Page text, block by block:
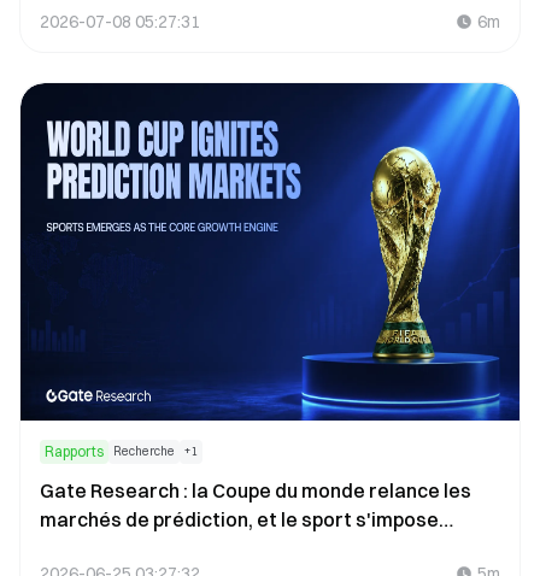
2026-07-08 05:27:31 6m
Rapports Recherche +1
Gate Research : la Coupe du monde relance les
marchés de prédiction, et le sport s'impose